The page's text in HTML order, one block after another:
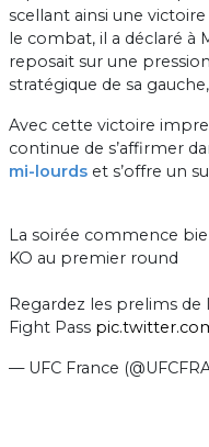
scellant ainsi une
le combat, il a déclaré à
reposait sur une
stratégique de sa
Avec cette victoire
continue de s’affirmer
mi-lourds et s’offre un
La soirée commence
KO au premier round
Regardez les prelims de
Fight Pass
— UFC France